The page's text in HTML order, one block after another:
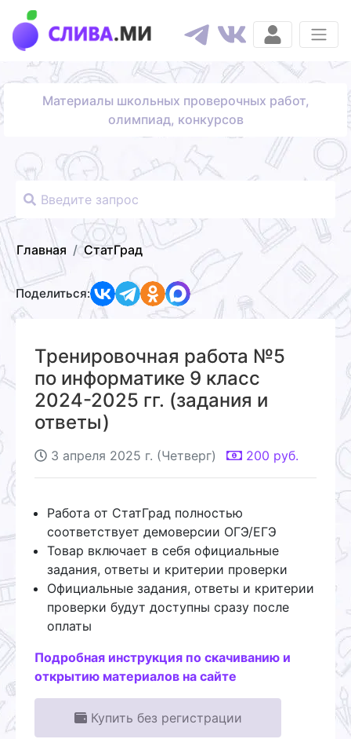
Материалы школьных проверочных работ,
олимпиад, конкурсов
Главная СтатГрад
Поделиться:
Тренировочная работа №5
по информатике 9 класс
2024-2025 гг. (задания и
ответы)
3 апреля 2025 г. (Четверг) 200 руб.
Работа от СтатГрад полностью
соответствует демоверсии ОГЭ/ЕГЭ
Товар включает в себя официальные
задания, ответы и критерии проверки
Официальные задания, ответы и критерии
проверки будут доступны сразу после
оплаты
Подробная инструкция по скачиванию и
открытию материалов на сайте
Купить без регистрации